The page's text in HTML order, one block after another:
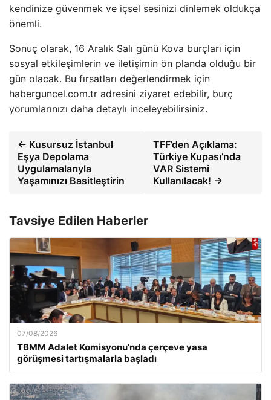
kendinize güvenmek ve içsel sesinizi dinlemek oldukça
önemli.
Sonuç olarak, 16 Aralık Salı günü Kova burçları için
sosyal etkileşimlerin ve iletişimin ön planda olduğu bir
gün olacak. Bu fırsatları değerlendirmek için
haberguncel.com.tr adresini ziyaret edebilir, burç
yorumlarınızı daha detaylı inceleyebilirsiniz.
← Kusursuz İstanbul
Eşya Depolama
Uygulamalarıyla
Yaşamınızı Basitleştirin
TFF’den Açıklama:
Türkiye Kupası’nda
VAR Sistemi
Kullanılacak! →
Tavsiye Edilen Haberler
07/08/2026
TBMM Adalet Komisyonu’nda çerçeve yasa
görüşmesi tartışmalarla başladı